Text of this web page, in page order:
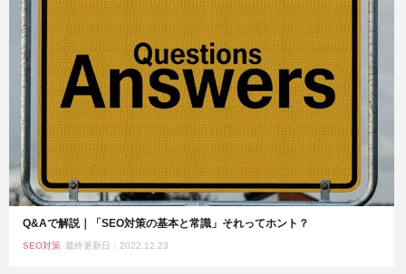
Q&Aで解説｜「SEO対策の基本と常識」それってホント？
SEO対策 最終更新日：2022.12.23